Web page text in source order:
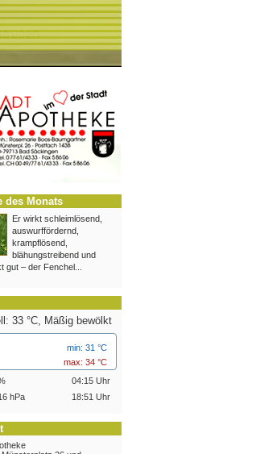
des Monats
Er wirkt schleimlösend,
auswurffördernd,
krampflösend,
blähungstreibend und
gut – der Fenchel...
33 °C, Mäßig bewölkt
min: 31 °C
max: 34 °C
04:15 Uhr
hPa
18:51 Uhr